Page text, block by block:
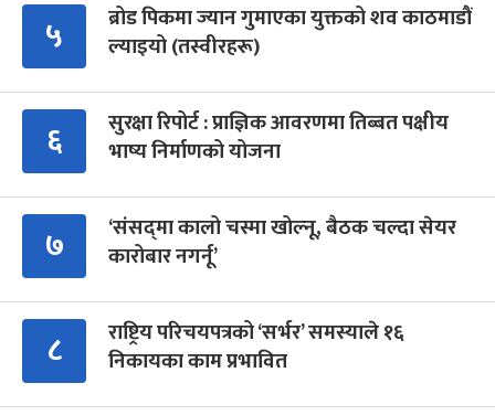
५
ब्रोड पिकमा ज्यान गुमाएका युक्तको शव काठमाडौं
ल्याइयो (तस्वीरहरू)
६
सुरक्षा रिपोर्ट : प्राज्ञिक आवरणमा तिब्बत पक्षीय
भाष्य निर्माणको योजना
७
‘संसद्‍मा कालो चस्मा खोल्नू, बैठक चल्दा सेयर
कारोबार नगर्नू’
८
राष्ट्रिय परिचयपत्रको ‘सर्भर’ समस्याले १६
निकायका काम प्रभावित